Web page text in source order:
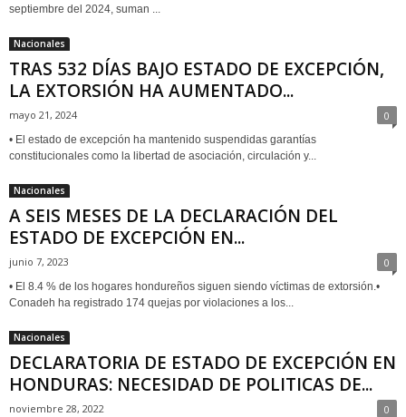
septiembre del 2024, suman ...
Nacionales
TRAS 532 DÍAS BAJO ESTADO DE EXCEPCIÓN,
LA EXTORSIÓN HA AUMENTADO...
mayo 21, 2024 0
• El estado de excepción ha mantenido suspendidas garantías
constitucionales como la libertad de asociación, circulación y...
Nacionales
A SEIS MESES DE LA DECLARACIÓN DEL
ESTADO DE EXCEPCIÓN EN...
junio 7, 2023 0
• El 8.4 % de los hogares hondureños siguen siendo víctimas de extorsión.•
Conadeh ha registrado 174 quejas por violaciones a los...
Nacionales
DECLARATORIA DE ESTADO DE EXCEPCIÓN EN
HONDURAS: NECESIDAD DE POLITICAS DE...
noviembre 28, 2022 0